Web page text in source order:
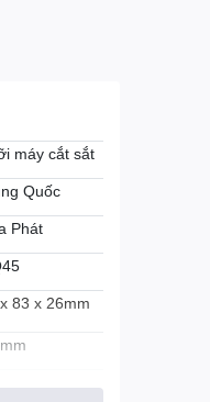
máy cắt sắt
Quốc
Phát
83 x 26mm